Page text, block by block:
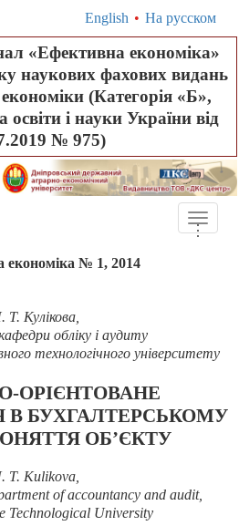
English • На русском
«Ефективна економіка»
наукових фахових видань
(Категорія «Б»,
освіти і науки України від
№ 975)
Toggle
...
економіка № 1, 2014
Т. Кулікова,
обліку і аудиту
технологічного університету
ОРІЄНТОВАНЕ
БУХГАЛТЕРСЬКОМУ
ОБ’ЄКТУ
T. Kulikova,
of accountancy and audit,
Technological University